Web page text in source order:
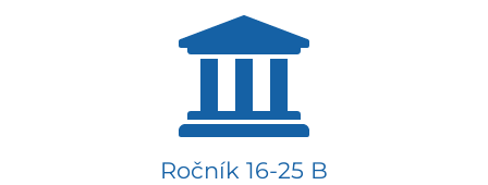
Ročník 16-25 B